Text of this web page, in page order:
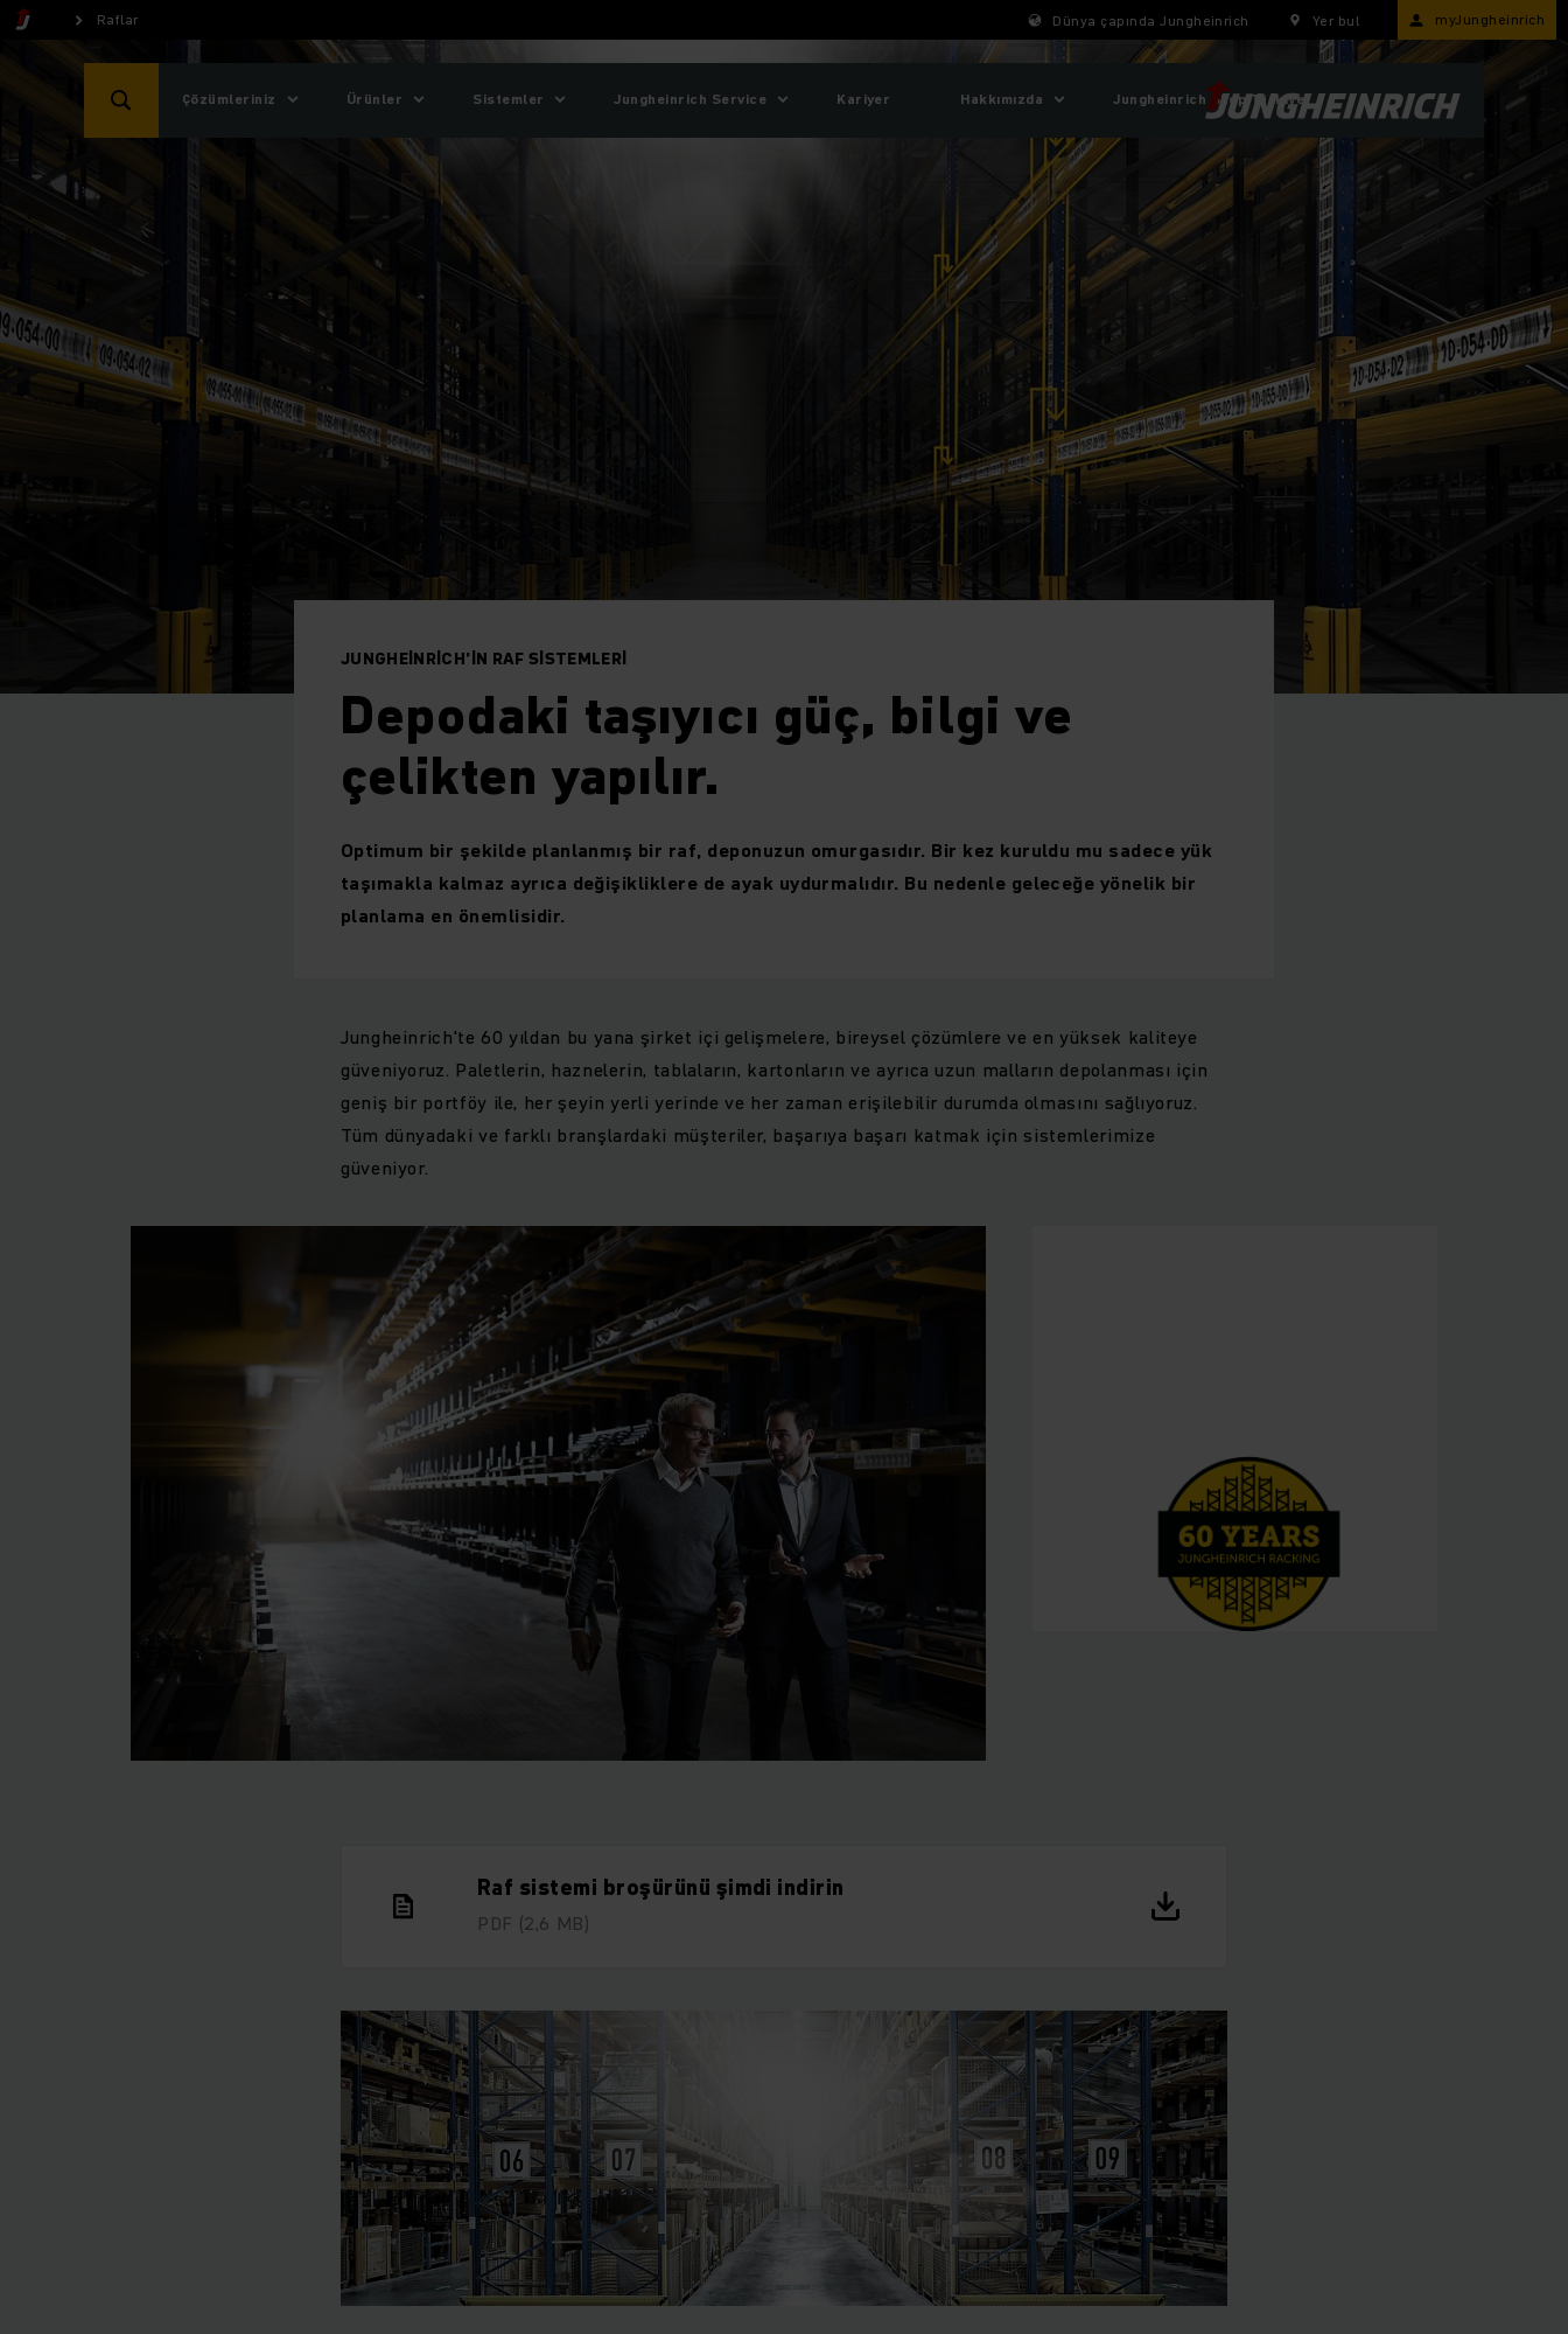
Raflar Dünya çapında Jungheinrich Yer bul myJungheinrich
Çözümleriniz Ürünler Sistemler Jungheinrich Service Kariyer Hakkımızda Jungheinrich Shop Türkiye
JUNGHEINRICH’IN RAF SISTEMLERI
Depodaki taşıyıcı güç, bilgi ve
çelikten yapılır.
Optimum bir şekilde planlanmış bir raf, deponuzun omurgasıdır. Bir kez kuruldu mu sadece yük
taşımakla kalmaz ayrıca değişikliklere de ayak uydurmalıdır. Bu nedenle geleceğe yönelik bir
planlama en önemlisidir.
Jungheinrich'te 60 yıldan bu yana şirket içi gelişmelere, bireysel çözümlere ve en yüksek kaliteye
güveniyoruz. Paletlerin, haznelerin, tablaların, kartonların ve ayrıca uzun malların depolanması için
geniş bir portföy ile, her şeyin yerli yerinde ve her zaman erişilebilir durumda olmasını sağlıyoruz.
Tüm dünyadaki ve farklı branşlardaki müşteriler, başarıya başarı katmak için sistemlerimize
güveniyor.
Raf sistemi broşürünü şimdi indirin
PDF (2,6 MB)